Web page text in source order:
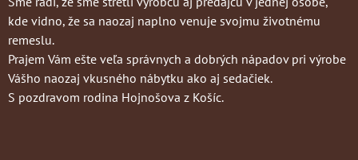
kde vidno, že sa naozaj naplno venuje svojmu životnému
remeslu.
Prajem Vám ešte veľa správnych a dobrých nápadov pri výrobe
Vášho naozaj vkusného nábytku ako aj sedačiek.
S pozdravom rodina Hojnošova z Košíc.